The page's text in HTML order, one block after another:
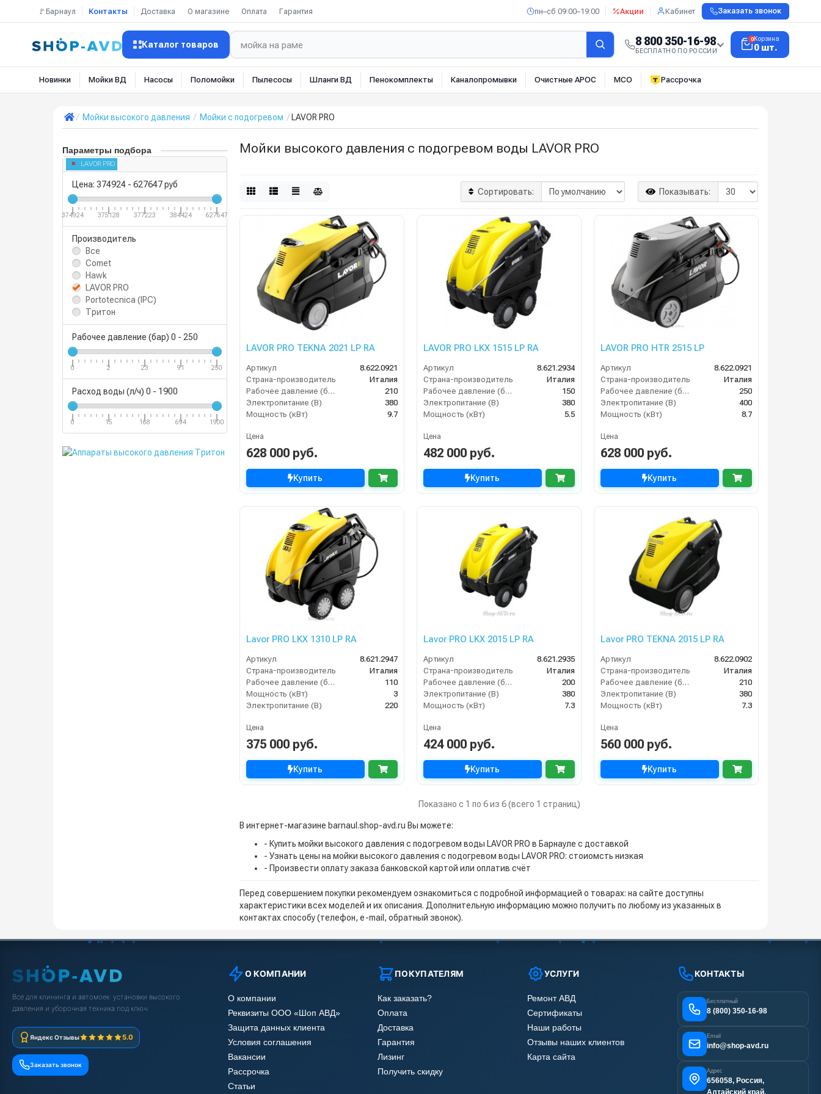
🚩Барнаул Контакты Доставка О магазине Оплата Гарантия пн–сб 09:00–19:00 Акции Кабинет Заказать звонок
Каталог товаров 8 800 350-16-98
БЕСПЛАТНО ПО РОССИИ
0Корзина
0 шт.
Новинки Мойки ВД Насосы Поломойки Пылесосы Шланги ВД Пенокомплекты Каналопромывки Очистные АРОС МСО Рассрочка
Мойки высокого давления Мойки с подогревом LAVOR PRO
Параметры подбора
LAVOR PRO
Цена: 374924 - 627647руб
374924 375128 377223 384424 627647
Производитель
Все
Comet
Hawk
LAVOR PRO
Portotecnica (IPC)
Тритон
Рабочее давление (бар) 0 - 250
0 2 23 91 250
Расход воды (л/ч) 0 - 1900
0 15 168 694 1900
Мойки высокого давления с подогревом воды LAVOR PRO
Сортировать: Показывать:
LAVOR PRO TEKNA 2021 LP RA
Артикул
8.622.0921
Страна-производитель
Италия
Рабочее давление (бар)
210
Электропитание (В)
380
Мощность (кВт)
9.7
Цена
628 000 руб.
Купить
LAVOR PRO LKX 1515 LP RA
Артикул
8.621.2934
Страна-производитель
Италия
Рабочее давление (бар)
150
Электропитание (В)
380
Мощность (кВт)
5.5
Цена
482 000 руб.
Купить
LAVOR PRO HTR 2515 LP
Артикул
8.622.0921
Страна-производитель
Италия
Рабочее давление (бар)
250
Электропитание (В)
400
Мощность (кВт)
8.7
Цена
628 000 руб.
Купить
Lavor PRO LKX 1310 LP RA
Артикул
8.621.2947
Страна-производитель
Италия
Рабочее давление (бар)
110
Мощность (кВт)
3
Электропитание (В)
220
Цена
375 000 руб.
Купить
Lavor PRO LKX 2015 LP RA
Артикул
8.621.2935
Страна-производитель
Италия
Рабочее давление (бар)
200
Электропитание (В)
380
Мощность (кВт)
7.3
Цена
424 000 руб.
Купить
Lavor PRO TEKNA 2015 LP RA
Артикул
8.622.0902
Страна-производитель
Италия
Рабочее давление (бар)
210
Электропитание (В)
380
Мощность (кВт)
7.3
Цена
560 000 руб.
Купить
Показано с 1 по 6 из 6 (всего 1 страниц)
В интернет-магазине barnaul.shop-avd.ru Вы можете:
- Купить мойки высокого давления с подогревом воды LAVOR PRO в Барнауле с доставкой
- Узнать цены на мойки высокого давления с подогревом воды LAVOR PRO: стоиомсть низкая
- Произвести оплату заказа банковской картой или оплатив счёт
Перед совершением покупки рекомендуем ознакомиться с подробной информацией о товарах: на сайте доступны
характеристики всех моделей и их описания. Дополнительную информацию можно получить по любому из указанных в
контактах способу (телефон, e-mail, обратный звонок).
Всё для клининга и автомоек: установки высокого
давления и уборочная техника под ключ.
Яндекс Отзывы 5.0
Заказать звонок
О КОМПАНИИ
О компании
Реквизиты ООО «Шоп АВД»
Защита данных клиента
Условия соглашения
Вакансии
Рассрочка
Статьи
ПОКУПАТЕЛЯМ
Как заказать?
Оплата
Доставка
Гарантия
Лизинг
Получить скидку
УСЛУГИ
Ремонт АВД
Сертификаты
Наши работы
Отзывы наших клиентов
Карта сайта
КОНТАКТЫ
Бесплатный
8 (800) 350-16-98
Email
info@shop-avd.ru
Адрес
656058, Россия,
Алтайский край,